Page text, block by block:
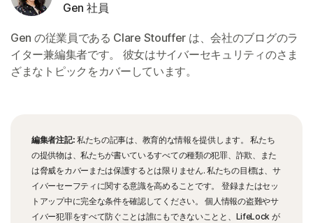
Gen 社員
Gen の従業員である Clare Stouffer は、会社のブログのラ
イター兼編集者です。 彼女はサイバーセキュリティのさま
ざまなトピックをカバーしています。
編集者注記: 私たちの記事は、教育的な情報を提供します。 私たち
の提供物は、私たちが書いているすべての種類の犯罪、詐欺、また
は脅威をカバーまたは保護するとは限りません. 私たちの目標は、サ
イバーセーフティに関する意識を高めることです。 登録またはセッ
トアップ中に完全な条件を確認してください。 個人情報の盗難やサ
イバー犯罪をすべて防ぐことは誰にもできないことと、LifeLock が